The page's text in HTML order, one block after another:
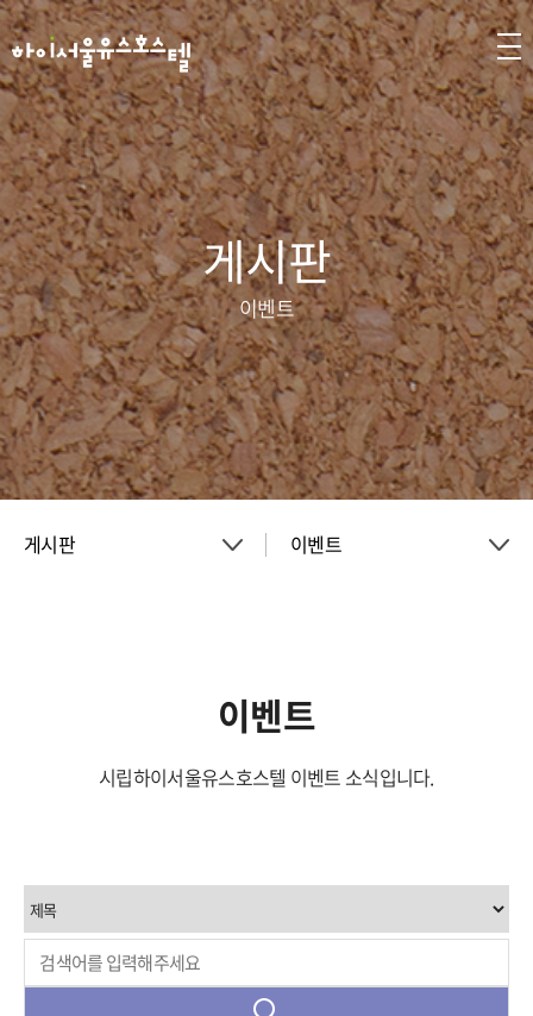
게시판
이벤트
게시판
서울여행
이벤트
이벤트
활동소식
서울가이드신청
이벤트
시립하이서울유스호스텔 이벤트 소식입니다.